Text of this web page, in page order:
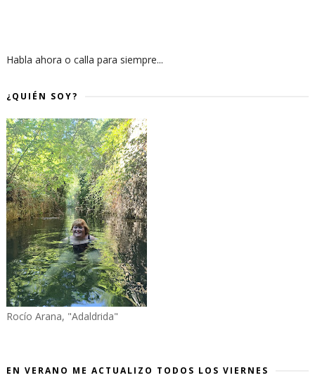
Habla ahora o calla para siempre...
¿QUIÉN SOY?
Rocío Arana, "Adaldrida"
EN VERANO ME ACTUALIZO TODOS LOS VIERNES